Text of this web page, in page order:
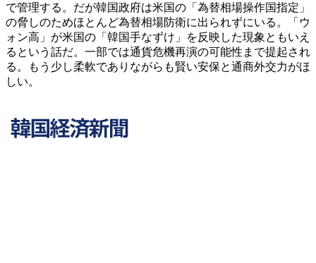
で管理する。だが韓国政府は米国の「為替相場操作国指定」
の脅しのためほとんど為替相場防衛に出られずにいる。「ウ
ォン高」が米国の「韓国手なずけ」を反映した現象ともいえ
るという話だ。一部では通貨危機再演の可能性まで提起され
る。もう少し柔軟でありながらも賢い安保と通商外交力がほ
しい。